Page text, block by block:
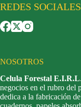
REDES SOCIALES
NOSOTROS
Celula Forestal E.I.R.L
negocios en el rubro del
dedica a la fabricación